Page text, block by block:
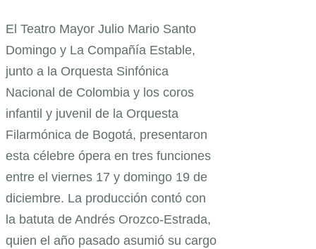
El Teatro Mayor Julio Mario Santo
Domingo y La Compañía Estable,
junto a la Orquesta Sinfónica
Nacional de Colombia y los coros
infantil y juvenil de la Orquesta
Filarmónica de Bogotá, presentaron
esta célebre ópera en tres funciones
entre el viernes 17 y domingo 19 de
diciembre. La producción contó con
la batuta de Andrés Orozco-Estrada,
quien el año pasado asumió su cargo